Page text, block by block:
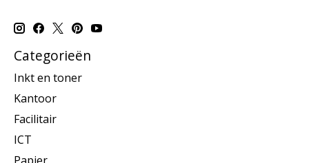
Categorieën
Inkt en toner
Kantoor
Facilitair
ICT